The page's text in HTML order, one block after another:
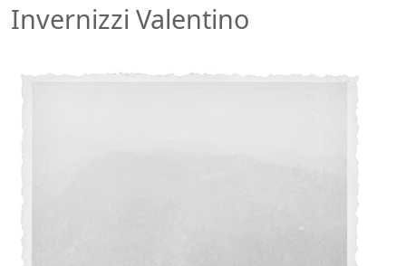
Invernizzi Valentino